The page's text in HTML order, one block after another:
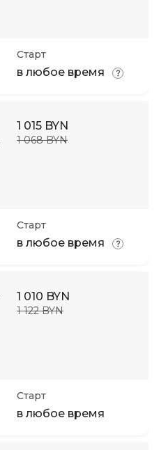
Старт
в любое время
1 015 BYN
1 068 BYN
Старт
в любое время
1 010 BYN
1 122 BYN
Старт
в любое время